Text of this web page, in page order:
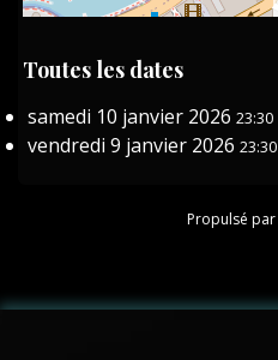
Toutes les dates
samedi 10 janvier 202623:30
vendredi 9 janvier 202623:30
Propulsé par